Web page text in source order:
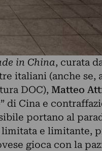
in China, curata
italiani (anche se,
DOC), Matteo
di Cina e
portano al
e limitante,
gioca con la